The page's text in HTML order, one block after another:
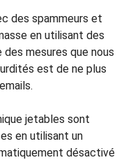
des spammeurs et
en utilisant des
des mesures que nous
est de ne plus
jetables sont
en utilisant un
désactivé